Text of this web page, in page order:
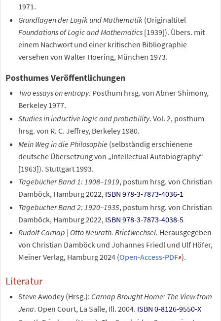
1971.
Grundlagen der Logik und Mathematik(Originaltitel
Foundations of Logic and Mathematics[1939]). Übers. mit
einem Nachwort und einer kritischen Bibliographie
versehen von Walter Hoering, München 1973.
Posthumes Veröffentlichungen
Two essays on entropy. Posthum hrsg. von Abner Shimony,
Berkeley 1977.
Studies in inductive logic and probability. Vol. 2, posthum
hrsg. von R. C. Jeffrey, Berkeley 1980.
Mein Weg in die Philosophie (selbständig erschienene
deutsche Übersetzung von „Intellectual Autobiography“
[1963]). Stuttgart 1993.
Tagebücher Band 1: 1908–1919, postum hrsg. von Christian
Damböck, Hamburg 2022, ISBN 978-3-7873-4036-1
Tagebücher Band 2: 1920–1935, postum hrsg. von Christian
Damböck, Hamburg 2022, ISBN 978-3-7873-4038-5
Rudolf Carnap | Otto Neurath. Briefwechsel. Herausgegeben
von Christian Damböck und Johannes Friedl und Ulf Höfer,
Meiner Verlag, Hamburg 2024 (Open-Access-PDF ).
Literatur
Steve Awodey (Hrsg.): Carnap Brought Home: The View from
Jena. Open Court, La Salle, Ill. 2004. ISBN 0-8126-9550-X